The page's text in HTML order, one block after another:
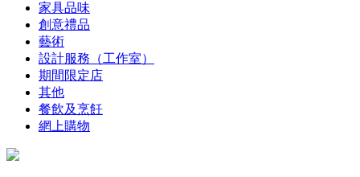
家具品味
創意禮品
藝術
設計服務（工作室）
期間限定店
其他
餐飲及烹飪
網上購物